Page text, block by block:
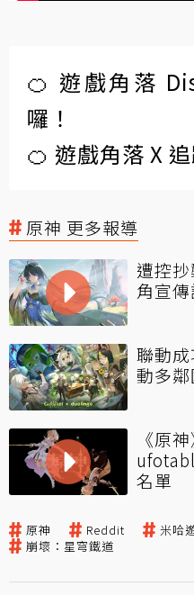
🍊 遊戲角落
囉！
🍊 遊戲角落 X
原神 更多報導
遭控
角宣
聯動
動多
《原
名單
原神 Reddit 米哈
崩壞：星穹鐵道